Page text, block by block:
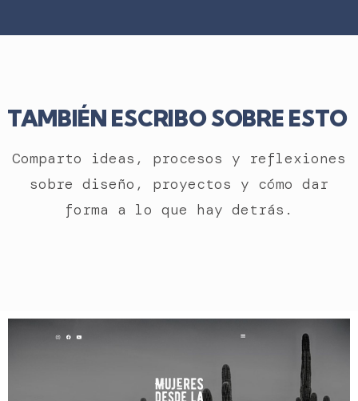
TAMBIÉN ESCRIBO SOBRE ESTO
Comparto ideas, procesos y reflexiones
sobre diseño, proyectos y cómo dar
forma a lo que hay detrás.